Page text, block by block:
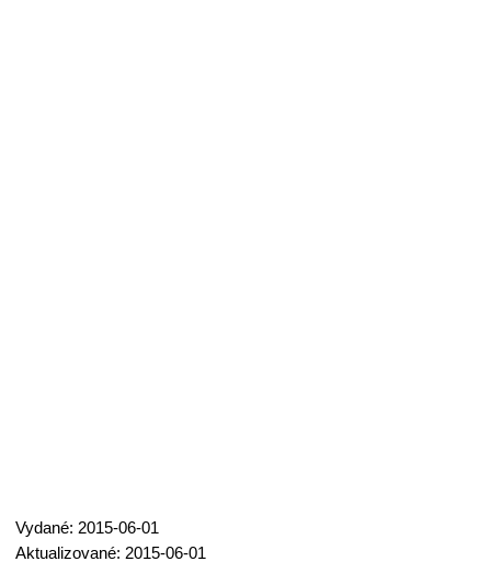
Vydané: 2015-06-01
Aktualizované: 2015-06-01